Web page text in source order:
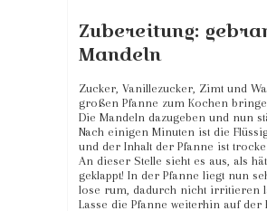
Zubereitung:
Mandeln
Zucker, Vanillezucker, Zimt und
großen Pfanne zum Kochen
Die Mandeln dazugeben und nun
Nach einigen Minuten ist die
und der Inhalt der Pfanne ist
An dieser Stelle sieht es aus, als
geklappt! In der Pfanne liegt nun
lose rum, dadurch nicht irritieren
Lasse die Pfanne weiterhin auf der